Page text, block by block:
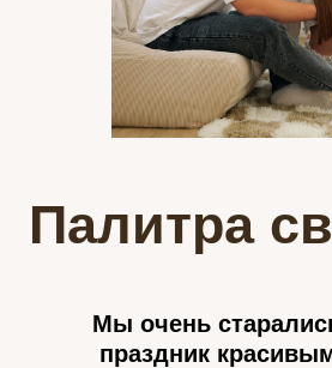
Мы очень
праздник
Палитра